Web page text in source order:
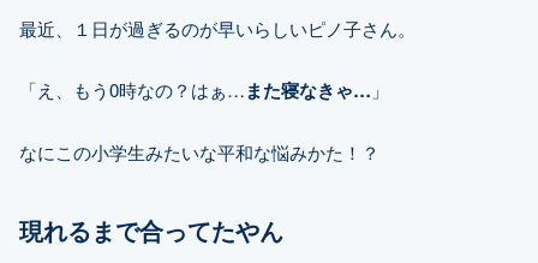
最近、１日が過ぎるのが早いらしいピノ子さん。
「え、もう0時なの？はぁ…また寝なきゃ… 」
なにこの小学生みたいな平和な悩みかた！？
現れるまで合ってたやん